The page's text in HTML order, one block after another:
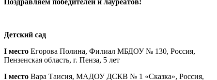
Поздравляем победителей и лауреатов!
Детский сад
I место Егорова Полина, Филиал МБДОУ № 130, Россия,
Пензенская область, г. Пенза, 5 лет
I место Вара Таисия, МАДОУ ДСКВ № 1 «Сказка», Россия,